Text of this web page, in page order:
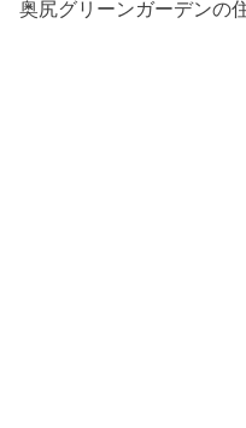
奥尻グリーンガーデンの